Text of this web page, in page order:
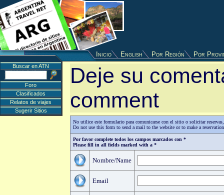
Inicio English Por Región Por
Deje su
comment
No utilice este formulario para comunicarse con el sitio o solicitar
Do not use this form to send a mail to the website or to make a
Por favor complete todos los campos marcados con *
Please fill in all fields marked with a *
Nombre/Name
Email
Buscar en ATN
Foro
Clasificados
Relatos de viajes
Sugerir Sitios